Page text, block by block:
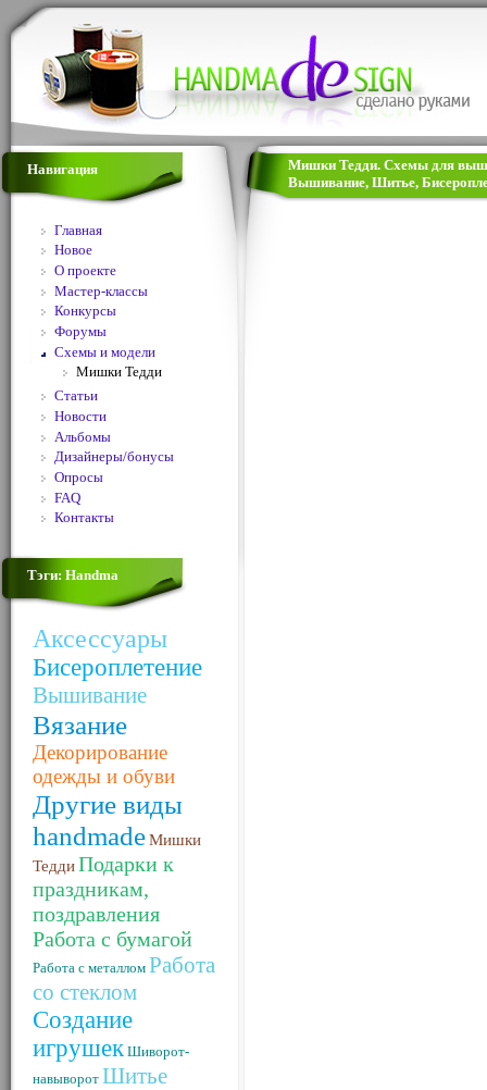
Навигация
Главная
Новое
О проекте
Мастер-классы
Конкурсы
Форумы
Схемы и модели
Мишки Тедди
Статьи
Новости
Альбомы
Дизайнеры/бонусы
Опросы
FAQ
Контакты
Тэги: Handma
Аксессуары
Бисероплетение
Вышивание
Вязание
Декорирование
одежды и обуви
Другие виды
handmadeМишки
ТеддиПодарки к
праздникам,
поздравления
Работа с бумагой
Работа с металлом Работа
со стеклом
Создание
игрушек Шиворот-
навыворот Шитье
Мишки Тедди. Схемы для
Вышивание, Шитье,